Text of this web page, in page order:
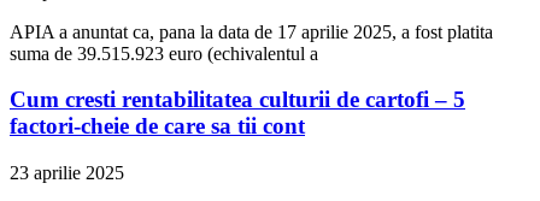
APIA a anuntat ca, pana la data de 17 aprilie 2025, a fost platita
suma de 39.515.923 euro (echivalentul a
Cum cresti rentabilitatea culturii de cartofi – 5
factori-cheie de care sa tii cont
23 aprilie 2025